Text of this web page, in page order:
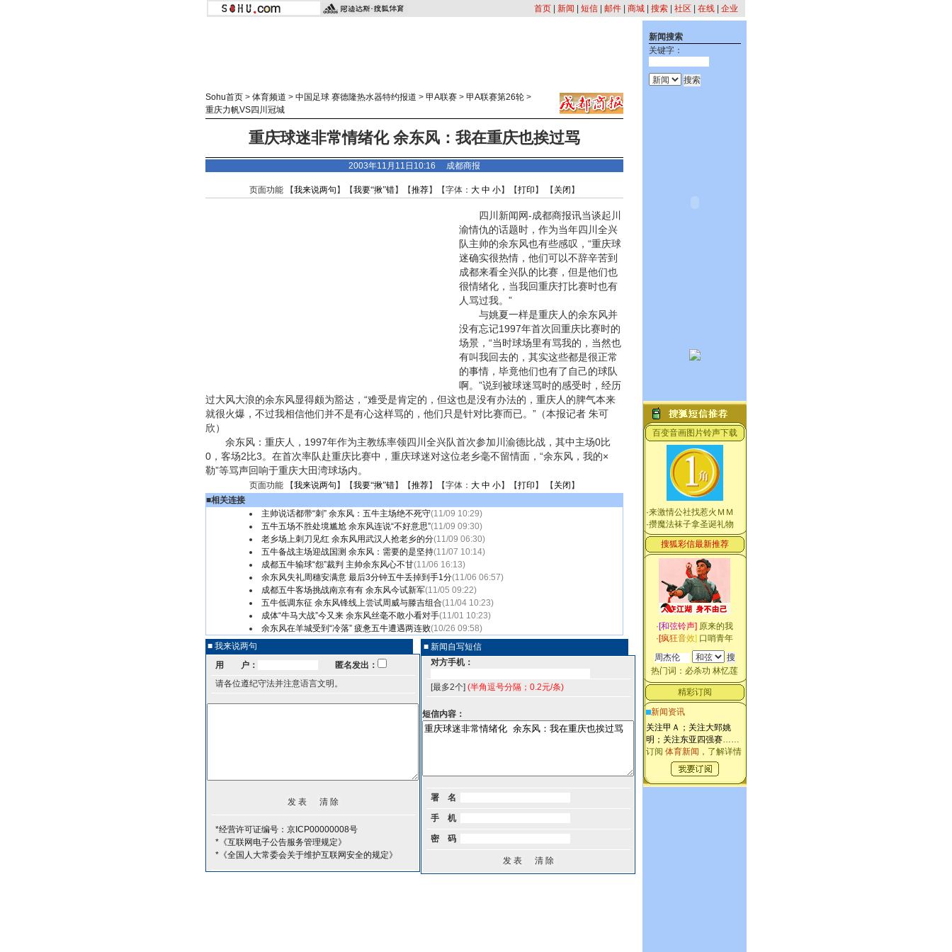
首页 新闻 短信 邮件 商城 搜索 社区 在线 企业
Sohu首页 > 体育频道 > 中国足球 赛德隆热水器特约报道 > 甲A联赛 > 甲A联赛第26轮 >
重庆力帆VS四川冠城
重庆球迷非常情绪化 余东风：我在重庆也挨过骂
2003年11月11日10:16 成都商报
页面功能 【我来说两句 】【我要“揪”错】【推荐】【字体： 大 中 小】【打印 】 【 关闭 】
四川新闻网-成都商报讯当谈起川
渝情仇的话题时，作为当年四川全兴
队主帅的余东风也有些感叹，“重庆球
迷确实很热情，他们可以不辞辛苦到
成都来看全兴队的比赛，但是他们也
很情绪化，当我回重庆打比赛时也有
人骂过我。”
与姚夏一样是重庆人的余东风并
没有忘记1997年首次回重庆比赛时的
场景，“当时球场里有骂我的，当然也
有叫我回去的，其实这些都是很正常
的事情，毕竟他们也有了自己的球队
啊。”说到被球迷骂时的感受时，经历
过大风大浪的余东风显得颇为豁达，“难受是肯定的，但这也是没有办法的，重庆人的脾气本来
就很火爆，不过我相信他们并不是有心这样骂的，他们只是针对比赛而已。”（本报记者 朱可
欣）
余东风：重庆人，1997年作为主教练率领四川全兴队首次参加川渝德比战，其中主场0比
0，客场2比3。在首次率队赴重庆比赛中，重庆球迷对这位老乡毫不留情面，“余东风，我的×
勒”等骂声回响于重庆大田湾球场内。
页面功能 【我来说两句 】【我要“揪”错】【推荐】【字体： 大 中 小】【打印 】 【 关闭 】
■相关连接
主帅说话都带“刺” 余东风：五牛主场绝不死守(11/09 10:29)
五牛五场不胜处境尴尬 余东风连说“不好意思”(11/09 09:30)
老乡场上刺刀见红 余东风用武汉人抢老乡的分(11/09 06:30)
五牛备战主场迎战国测 余东风：需要的是坚持(11/07 10:14)
成都五牛输球“怨”裁判 主帅余东风心不甘(11/06 16:13)
余东风失礼周穗安满意 最后3分钟五牛丢掉到手1分(11/06 06:57)
成都五牛客场挑战南京有有 余东风今试新军(11/05 09:22)
五牛低调东征 余东风锋线上尝试周威与滕吉组合(11/04 10:23)
成体“牛马大战”今又来 余东风丝毫不敢小看对手(11/01 10:23)
余东风在羊城受到“冷落” 疲惫五牛遭遇两连败(10/26 09:58)
■ 我来说两句
用 户：
匿名发出：
请各位遵纪守法并注意语言文明。
*经营许可证编号：京ICP00000008号
*《互联网电子公告服务管理规定》
*《全国人大常委会关于维护互联网安全的规定》
■ 新闻自写短信
对方手机：
[最多2个] (半角逗号分隔；0.2元/条)
短信内容：
署 名
手 机
密 码
新闻搜索
关键字：
百变音画图片铃声下载
·来激情公社找惹火ＭＭ
·攒魔法袜子拿圣诞礼物
搜狐彩信最新推荐
·[和弦铃声] 原来的我
·[疯狂音效] 口哨青年
热门词： 必杀功 林忆莲
精彩订阅
新闻资讯
关注甲Ａ；关注大郅姚
明；关注东亚四强赛……
订阅 体育新闻 ，了解详情